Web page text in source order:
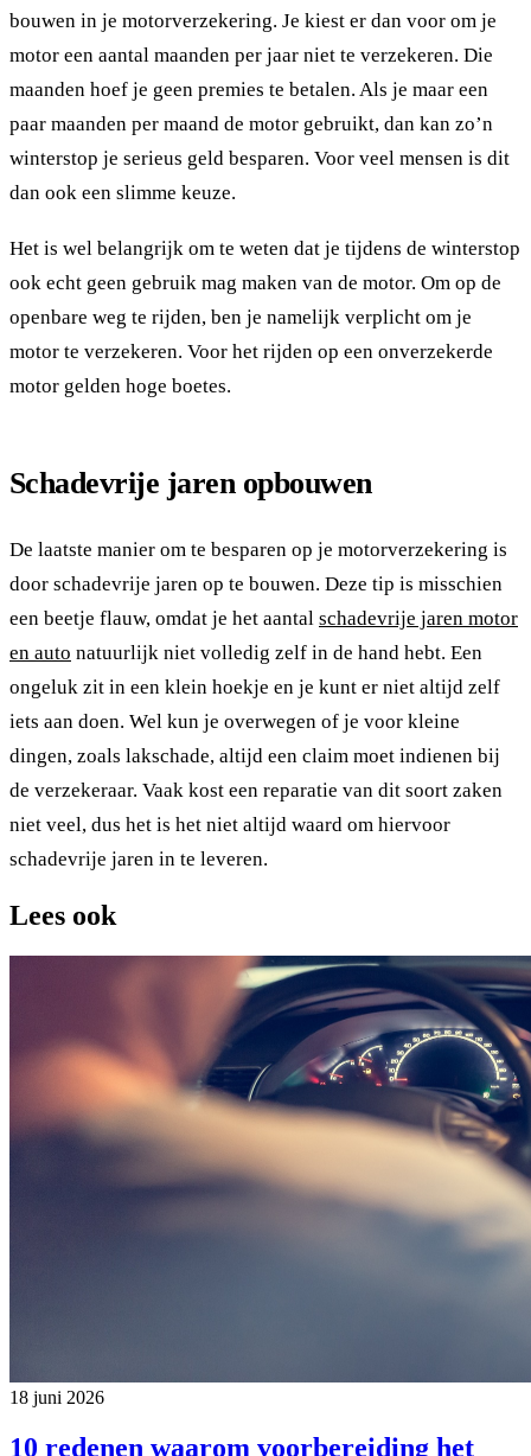
bouwen in je motorverzekering. Je kiest er dan voor om je
motor een aantal maanden per jaar niet te verzekeren. Die
maanden hoef je geen premies te betalen. Als je maar een
paar maanden per maand de motor gebruikt, dan kan zo’n
winterstop je serieus geld besparen. Voor veel mensen is dit
dan ook een slimme keuze.
Het is wel belangrijk om te weten dat je tijdens de winterstop
ook echt geen gebruik mag maken van de motor. Om op de
openbare weg te rijden, ben je namelijk verplicht om je
motor te verzekeren. Voor het rijden op een onverzekerde
motor gelden hoge boetes.
Schadevrije jaren opbouwen
De laatste manier om te besparen op je motorverzekering is
door schadevrije jaren op te bouwen. Deze tip is misschien
een beetje flauw, omdat je het aantal schadevrije jaren motor
en auto natuurlijk niet volledig zelf in de hand hebt. Een
ongeluk zit in een klein hoekje en je kunt er niet altijd zelf
iets aan doen. Wel kun je overwegen of je voor kleine
dingen, zoals lakschade, altijd een claim moet indienen bij
de verzekeraar. Vaak kost een reparatie van dit soort zaken
niet veel, dus het is het niet altijd waard om hiervoor
schadevrije jaren in te leveren.
Lees ook
18 juni 2026
10 redenen waarom voorbereiding het